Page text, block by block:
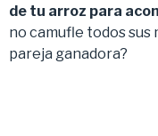
de tu arroz para
no camufle todos sus
pareja ganadora?